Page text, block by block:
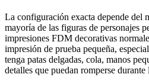
La configuración exacta depende del
mayoría de las figuras de personajes
impresiones FDM decorativas
impresión de prueba pequeña,
tenga patas delgadas, cola, manos
detalles que puedan romperse